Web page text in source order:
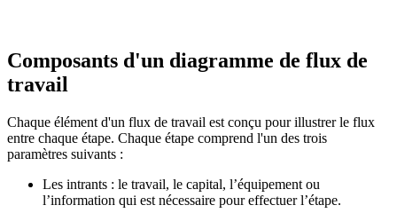
Composants d'un diagramme de flux de
travail
Chaque élément d'un flux de travail est conçu pour illustrer le flux
entre chaque étape. Chaque étape comprend l'un des trois
paramètres suivants :
Les intrants : le travail, le capital, l’équipement ou
l’information qui est nécessaire pour effectuer l’étape.